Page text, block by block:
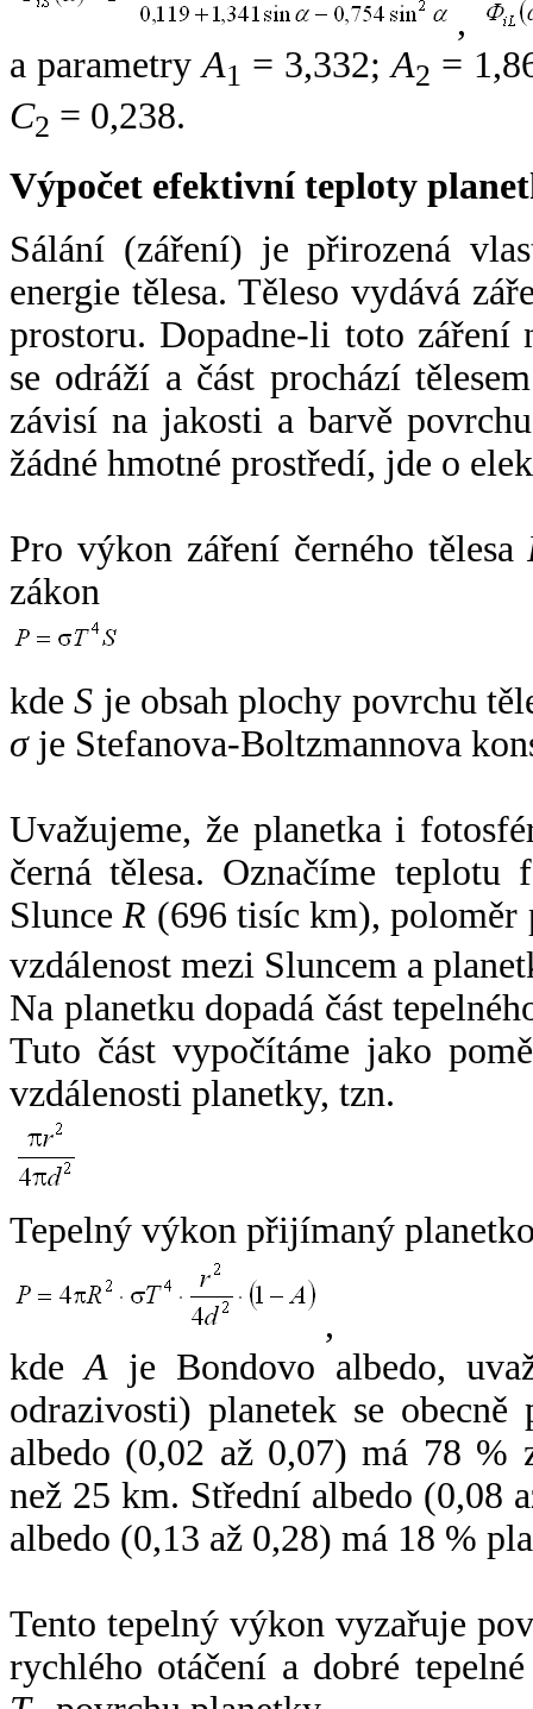
,
a parametryA1 = 3,332;A2 =
C2 = 0,238.
Výpočet efektivní teploty
Sálání (záření) je přirozená
energie tělesa. Těleso vydává
prostoru. Dopadne-li toto záření
se odráží a část prochází
závisí na jakosti a barvě
žádné hmotné prostředí, jde o
Pro výkon záření černého tělesa
zákon
kdeS je obsah plochy povrchu
σje Stefanova-Boltzmannova
Uvažujeme, že planetka i
černá tělesa. Označíme
SlunceR (696 tisíc km),
vzdálenost mezi Sluncem a
Na planetku dopadá část
Tuto část vypočítáme jako
vzdálenosti planetky, tzn.
Tepelný výkon přijímaný
,
kdeA je Bondovo albedo,
odrazivosti) planetek se
albedo (0,02 až 0,07) má 78 %
než 25 km. Střední albedo (0,08
albedo (0,13 až 0,28) má 18 %
Tento tepelný výkon vyzařuje
rychlého otáčení a dobré